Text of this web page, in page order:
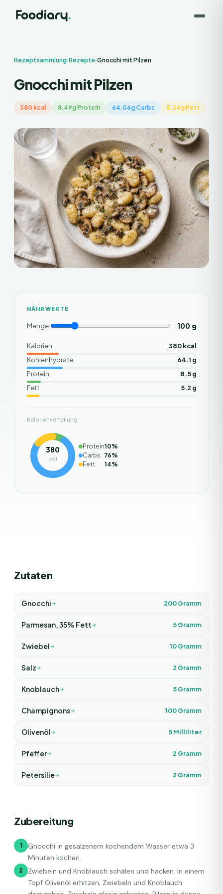
Rezeptsammlung›Rezepte›Gnocchi mit Pilzen
Gnocchi mit Pilzen
380 kcal 8.49g Protein 64.06g Carbs 5.24g Fett
NÄHRWERTE
Menge: 100g
Kalorien
380 kcal
Kohlenhydrate
64.1 g
Protein
8.5 g
Fett
5.2 g
Kalorienverteilung
380
kcal
Protein10%
Carbs 76%
Fett
14%
Zutaten
Gnocchi 200Gramm
Parmesan, 35% Fett 5Gramm
Zwiebel 10Gramm
Salz 2 Gramm
Knoblauch 5Gramm
Champignons 100Gramm
Olivenöl 5Milliliter
Pfeffer 2 Gramm
Petersilie 2 Gramm
Zubereitung
1
Gnocchi in gesalzenem kochendem Wasser etwa 3
Minuten kochen.
2
Zwiebeln und Knoblauch schälen und hacken. In einem
Topf Olivenöl erhitzen, Zwiebeln und Knoblauch